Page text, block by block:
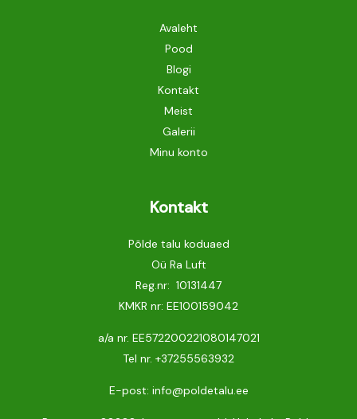
Avaleht
Pood
Blogi
Kontakt
Meist
Galerii
Minu konto
Kontakt
Põlde talu koduaed
Oü Ra Luft
Reg.nr: 10131447
KMKR nr: EE100159042
a/a nr. EE572200221080147021
Tel nr. +37255563932
E-post: info@poldetalu.ee